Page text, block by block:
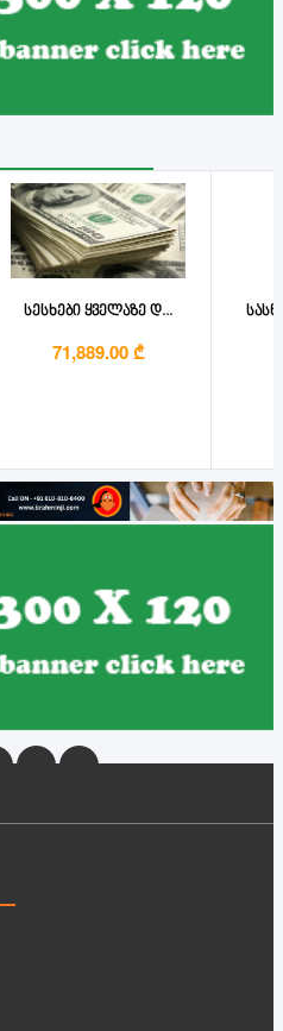
სესხები ყველაზე დ...
71,889.00 ₾